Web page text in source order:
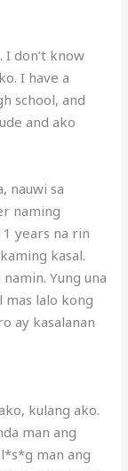
don’t know
I have a
school, and
and ako
nauwi sa
naming
years na rin
kasal.
Yung una
lalo kong
ay kasalanan
kulang ako.
man ang
man ang